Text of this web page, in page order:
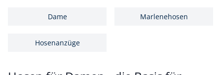
Dame Marlenehosen
Hosenanzüge